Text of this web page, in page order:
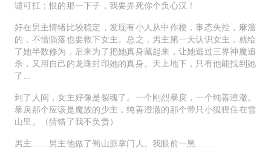
谴可扛；恨的那一下子，我要弄死你个负心汉！
好在男主情绪比较稳定，发现有小人从中作梗，事态失控，麻溜
的，不惜陨落也要救下女主。总之，男主第一天认识女主，就给
了她半数修为，后来为了把她真身藏起来，让她逃过三界神魔追
杀，又用自己的龙珠封印她的真身。天上地下，只有他能找到她
了…
到了人间，女主好像是裂魂了。一个刚烈暴戾，一个纯善澄澈。
暴戾那个应该是魔族的少主，纯善澄澈的那个带只小狐狸住在雪
山里。（猜错了我不负责）
男主……男主他做了蜀山派掌门人。我眼前一黑……